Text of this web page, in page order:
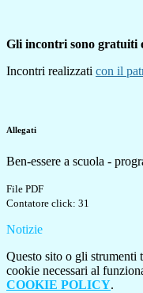
Gli incontri sono gratuiti
Incontri realizzati con il
Allegati
Ben-essere a scuola -
File PDF
Contatore click: 31
Notizie
Questo sito o gli strumenti
cookie necessari al
COOKIE POLICY.